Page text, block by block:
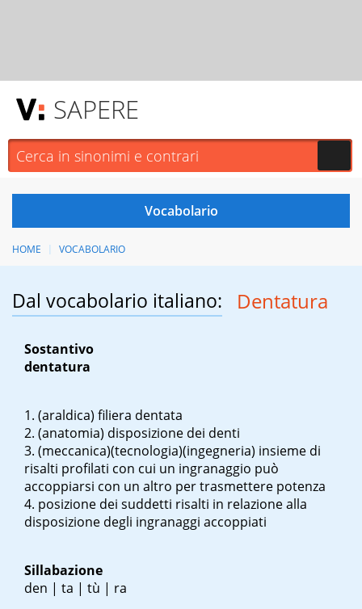
SAPERE
HOME VOCABOLARIO
Dal vocabolario italiano: Dentatura
Sostantivo
dentatura
(araldica) filiera dentata
(anatomia) disposizione dei denti
(meccanica)(tecnologia)(ingegneria) insieme di
risalti profilati con cui un ingranaggio può
accoppiarsi con un altro per trasmettere potenza
posizione dei suddetti risalti in relazione alla
disposizione degli ingranaggi accoppiati
Sillabazione
den | ta | tù | ra